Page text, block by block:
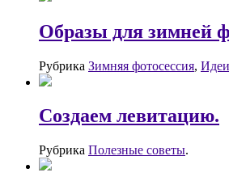
Образы для зимней
Рубрика Зимняя фотосессия,
Создаем левитацию.
Рубрика Полезные советы.